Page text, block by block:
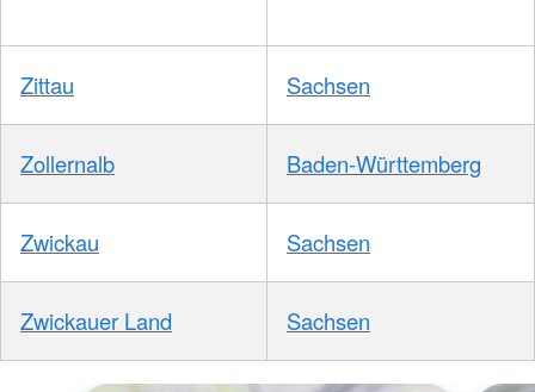
Zittau Sachsen
Zollernalb Baden-Württemberg
Zwickau Sachsen
Zwickauer Land Sachsen